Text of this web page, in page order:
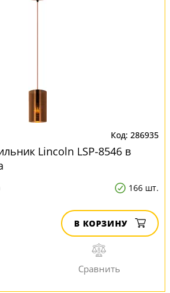
286935
Lincoln LSP-8546 в
166 шт.
В КОРЗИНУ